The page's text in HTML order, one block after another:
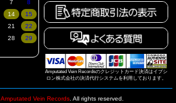
Amputated Vein Recordsのクレジットカード決済はイプシ
ロン株式会社の決済代行システムを利用しております。
Amputated Vein Records All rights reserved.